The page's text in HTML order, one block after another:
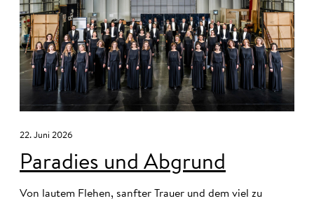
22. Juni 2026
Paradies und Abgrund
Von lautem Flehen, sanfter Trauer und dem viel zu